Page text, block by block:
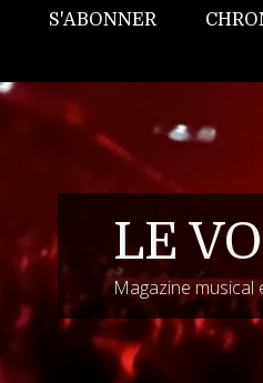
S'ABONNER
LE
Magazine musical